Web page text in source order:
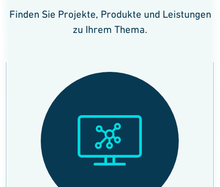
Finden Sie Projekte, Produkte und Leistungen
zu Ihrem Thema.